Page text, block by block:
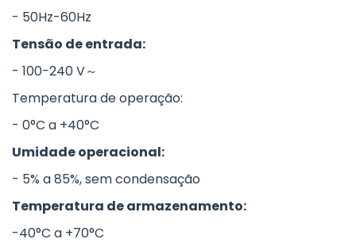
- 50Hz-60Hz
Tensão de entrada:
- 100-240 V～
Temperatura de operação:
- 0°C a +40°C
Umidade operacional:
- 5% a 85%, sem condensação
Temperatura de armazenamento:
-40°C a +70°C